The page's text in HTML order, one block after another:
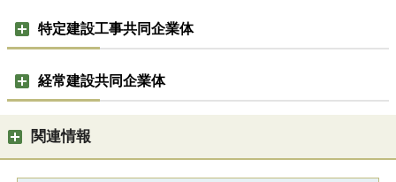
特定建設工事共同企業体
経常建設共同企業体
関連情報